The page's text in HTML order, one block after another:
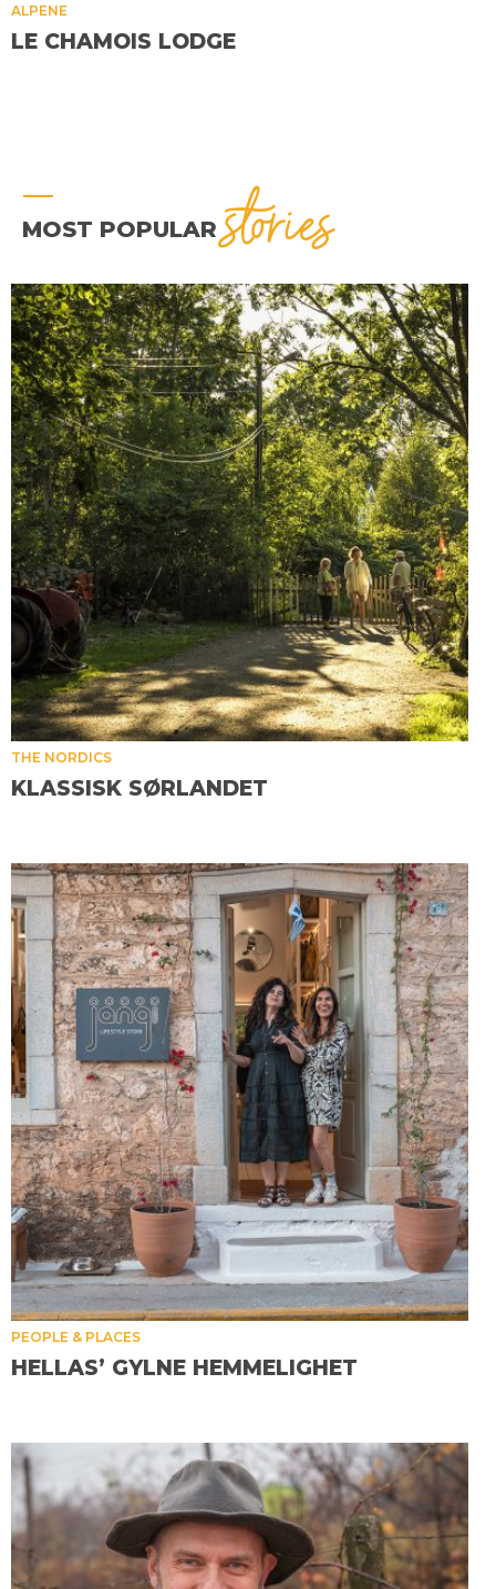
ALPENE
LE CHAMOIS LODGE
MOST POPULAR stories
THE NORDICS
KLASSISK SØRLANDET
PEOPLE & PLACES
HELLAS’ GYLNE HEMMELIGHET